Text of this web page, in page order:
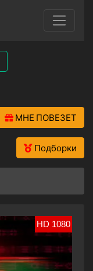
МНЕ ПОВЕЗЕТ
Подборки
HD 1080